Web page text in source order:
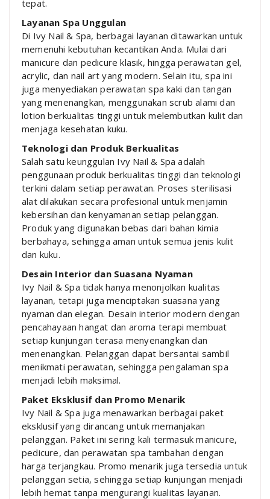
tepat.
Layanan Spa Unggulan
Di Ivy Nail & Spa, berbagai layanan ditawarkan untuk
memenuhi kebutuhan kecantikan Anda. Mulai dari
manicure dan pedicure klasik, hingga perawatan gel,
acrylic, dan nail art yang modern. Selain itu, spa ini
juga menyediakan perawatan spa kaki dan tangan
yang menenangkan, menggunakan scrub alami dan
lotion berkualitas tinggi untuk melembutkan kulit dan
menjaga kesehatan kuku.
Teknologi dan Produk Berkualitas
Salah satu keunggulan Ivy Nail & Spa adalah
penggunaan produk berkualitas tinggi dan teknologi
terkini dalam setiap perawatan. Proses sterilisasi
alat dilakukan secara profesional untuk menjamin
kebersihan dan kenyamanan setiap pelanggan.
Produk yang digunakan bebas dari bahan kimia
berbahaya, sehingga aman untuk semua jenis kulit
dan kuku.
Desain Interior dan Suasana Nyaman
Ivy Nail & Spa tidak hanya menonjolkan kualitas
layanan, tetapi juga menciptakan suasana yang
nyaman dan elegan. Desain interior modern dengan
pencahayaan hangat dan aroma terapi membuat
setiap kunjungan terasa menyenangkan dan
menenangkan. Pelanggan dapat bersantai sambil
menikmati perawatan, sehingga pengalaman spa
menjadi lebih maksimal.
Paket Eksklusif dan Promo Menarik
Ivy Nail & Spa juga menawarkan berbagai paket
eksklusif yang dirancang untuk memanjakan
pelanggan. Paket ini sering kali termasuk manicure,
pedicure, dan perawatan spa tambahan dengan
harga terjangkau. Promo menarik juga tersedia untuk
pelanggan setia, sehingga setiap kunjungan menjadi
lebih hemat tanpa mengurangi kualitas layanan.